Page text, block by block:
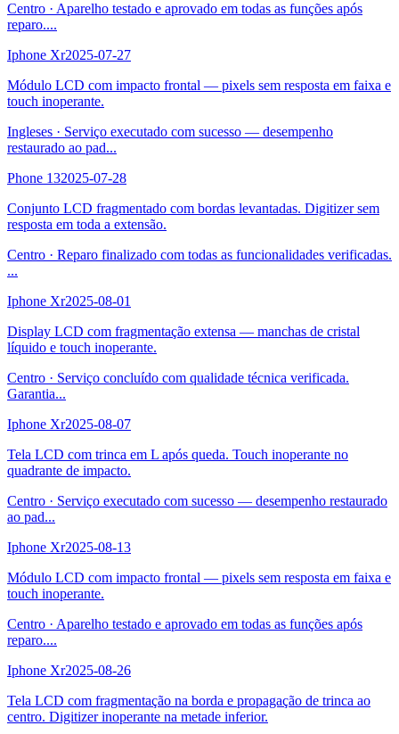
Centro · Aparelho testado e aprovado em todas as funções após
reparo....
Iphone Xr2025-07-27
Módulo LCD com impacto frontal — pixels sem resposta em faixa e
touch inoperante.
Ingleses · Serviço executado com sucesso — desempenho
restaurado ao pad...
Phone 132025-07-28
Conjunto LCD fragmentado com bordas levantadas. Digitizer sem
resposta em toda a extensão.
Centro · Reparo finalizado com todas as funcionalidades verificadas.
...
Iphone Xr2025-08-01
Display LCD com fragmentação extensa — manchas de cristal
líquido e touch inoperante.
Centro · Serviço concluído com qualidade técnica verificada.
Garantia...
Iphone Xr2025-08-07
Tela LCD com trinca em L após queda. Touch inoperante no
quadrante de impacto.
Centro · Serviço executado com sucesso — desempenho restaurado
ao pad...
Iphone Xr2025-08-13
Módulo LCD com impacto frontal — pixels sem resposta em faixa e
touch inoperante.
Centro · Aparelho testado e aprovado em todas as funções após
reparo....
Iphone Xr2025-08-26
Tela LCD com fragmentação na borda e propagação de trinca ao
centro. Digitizer inoperante na metade inferior.